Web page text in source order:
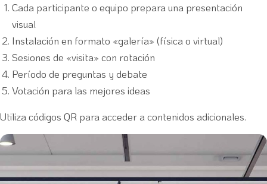
Cada participante o equipo prepara una presentación
visual
Instalación en formato «galería» (física o virtual)
Sesiones de «visita» con rotación
Período de preguntas y debate
Votación para las mejores ideas
Utiliza códigos QR para acceder a contenidos adicionales.